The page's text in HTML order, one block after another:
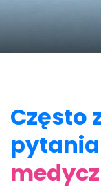
Często